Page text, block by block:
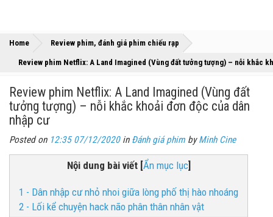
Home »
Review phim, đánh giá phim chiếu rạp »
Review phim Netflix: A Land Imagined (Vùng đất tưởng tượng) – nỗi khắc
Review phim Netflix: A Land Imagined (Vùng đất
tưởng tượng) – nỗi khắc khoải đơn độc của dân
nhập cư
Posted on 12:35 07/12/2020in Đánh giá phim byMinh Cine
Nội dung bài viết[Ẩn mục lục]
1 - Dân nhập cư nhỏ nhoi giữa lòng phố thị hào nhoáng
2 - Lối kể chuyện hack não phân thân nhân vật